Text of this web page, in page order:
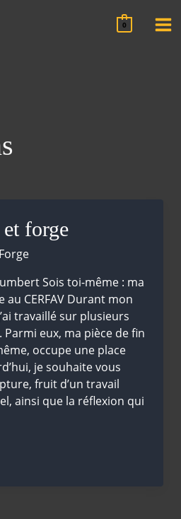
0
forge
Sois toi-même : ma
au CERFAV Durant mon
travaillé sur plusieurs
eux, ma pièce de fin
occupe une place
je souhaite vous
fruit d’un travail
ainsi que la réflexion qui